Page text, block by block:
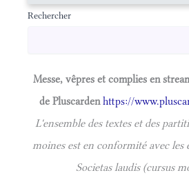
Rechercher
Messe, vêpres et complies en
de Pluscarden https://
L'ensemble des textes et des
moines est en conformité avec les
Societas laudis (cursus